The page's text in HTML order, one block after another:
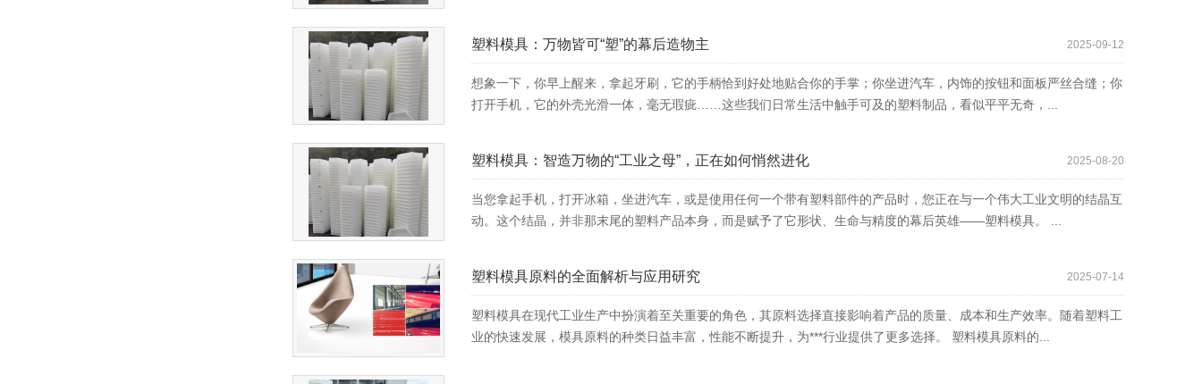
2025-09-12
塑料模具：万物皆可“塑”的幕后造物主
想象一下，你早上醒来，拿起牙刷，它的手柄恰到好处地贴合你的手掌；你坐进汽车，内饰的按钮和面板严丝合缝；你
打开手机，它的外壳光滑一体，毫无瑕疵……这些我们日常生活中触手可及的塑料制品，看似平平无奇，...
2025-08-20
塑料模具：智造万物的“工业之母”，正在如何悄然进化
当您拿起手机，打开冰箱，坐进汽车，或是使用任何一个带有塑料部件的产品时，您正在与一个伟大工业文明的结晶互
动。这个结晶，并非那末尾的塑料产品本身，而是赋予了它形状、生命与精度的幕后英雄——塑料模具。 ...
2025-07-14
塑料模具原料的全面解析与应用研究
塑料模具在现代工业生产中扮演着至关重要的角色，其原料选择直接影响着产品的质量、成本和生产效率。随着塑料工
业的快速发展，模具原料的种类日益丰富，性能不断提升，为***行业提供了更多选择。 塑料模具原料的...